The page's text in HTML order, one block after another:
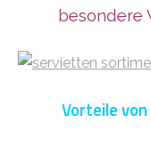
besondere
Vorteile